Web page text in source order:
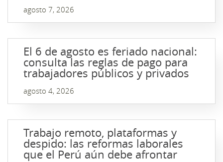
agosto 7, 2026
El 6 de agosto es feriado nacional:
consulta las reglas de pago para
trabajadores públicos y privados
agosto 4, 2026
Trabajo remoto, plataformas y
despido: las reformas laborales
que el Perú aún debe afrontar